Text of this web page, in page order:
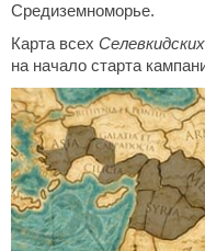
Средиземноморье.
Карта всех Селевкидских
на начало старта